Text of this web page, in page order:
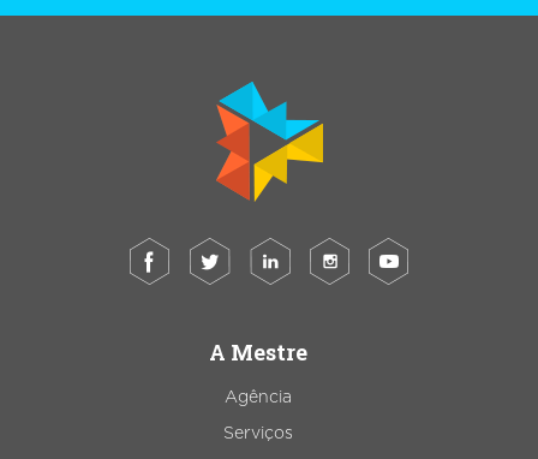
A Mestre
Agência
Serviços